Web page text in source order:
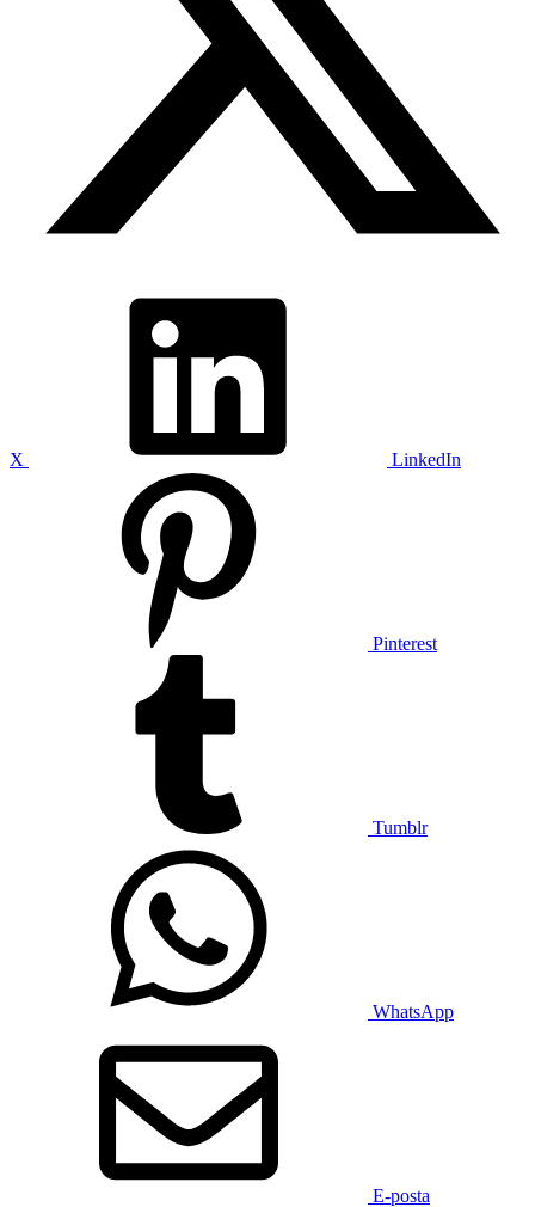
X LinkedIn
Pinterest
Tumblr
WhatsApp
E-posta